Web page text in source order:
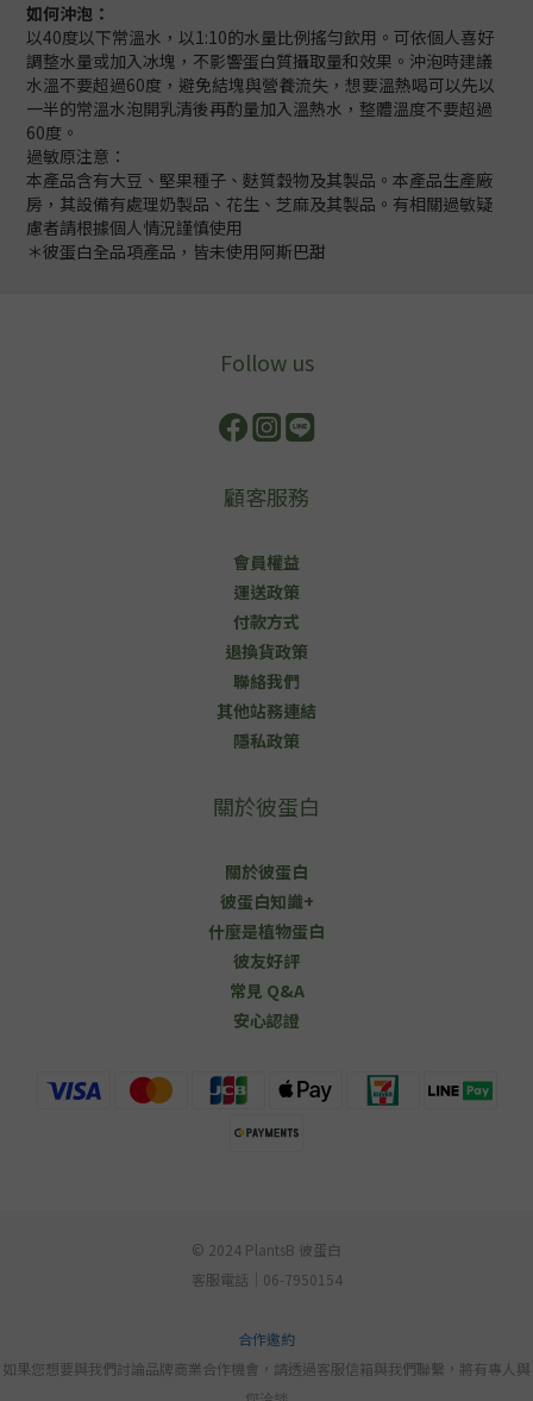
如何沖泡：
以40度以下常溫水，以1:10的水量比例搖勻飲用。可依個人喜好
調整水量或加入冰塊，不影響蛋白質攝取量和效果。沖泡時建議
水溫不要超過60度，避免結塊與營養流失，想要溫熱喝可以先以
一半的常溫水泡開乳清後再酌量加入溫熱水，整體溫度不要超過
60度。
過敏原注意：
本產品含有大豆、堅果種子、麩質穀物及其製品。本產品生產廠
房，其設備有處理奶製品、花生、芝麻及其製品。有相關過敏疑
慮者請根據個人情況謹慎使用
＊彼蛋白全品項產品，皆未使用阿斯巴甜
Follow us
顧客服務
會員權益
運送政策
付款方式
退換貨政策
聯絡我們
其他站務連結
隱私政策
關於彼蛋白
關於彼蛋白
彼蛋白知識+
什麼是植物蛋白
彼友好評
常見 Q&A
安心認證
© 2024 PlantsB 彼蛋白
客服電話｜06-7950154
合作邀約
如果您想要與我們討論品牌商業合作機會，請透過客服信箱與我們聯繫，將有專人與